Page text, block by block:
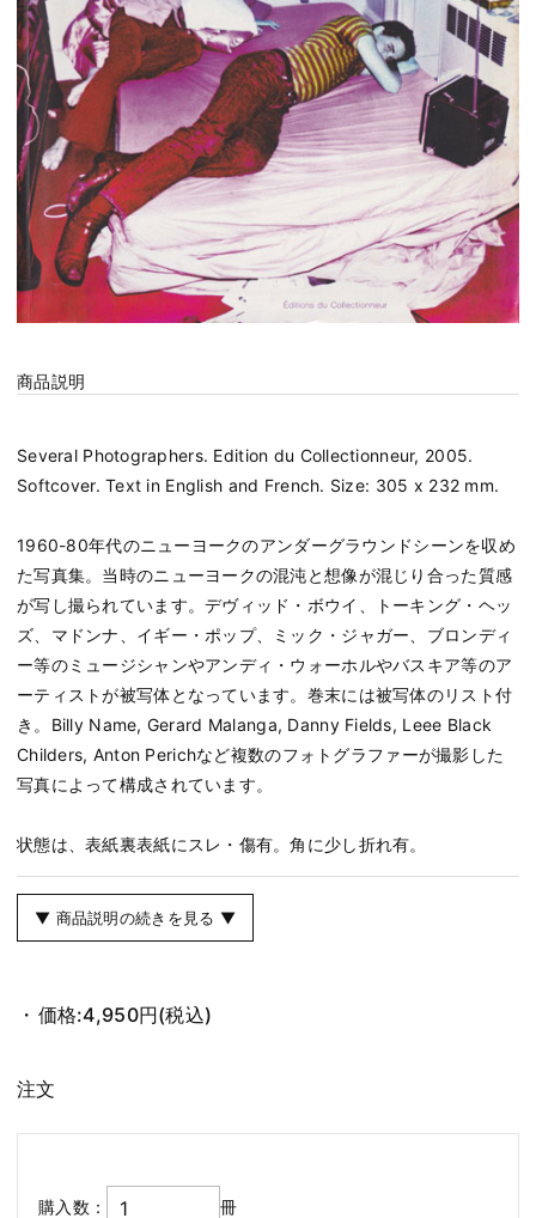
商品説明
Several Photographers. Edition du Collectionneur, 2005.
Softcover. Text in English and French. Size: 305 x 232 mm.
1960-80年代のニューヨークのアンダーグラウンドシーンを収め
た写真集。当時のニューヨークの混沌と想像が混じり合った質感
が写し撮られています。デヴィッド・ボウイ、トーキング・ヘッ
ズ、マドンナ、イギー・ポップ、ミック・ジャガー、ブロンディ
ー等のミュージシャンやアンディ・ウォーホルやバスキア等のア
ーティストが被写体となっています。巻末には被写体のリスト付
き。Billy Name, Gerard Malanga, Danny Fields, Leee Black
Childers, Anton Perichなど複数のフォトグラファーが撮影した
写真によって構成されています。
状態は、表紙裏表紙にスレ・傷有。角に少し折れ有。
▼ 商品説明の続きを見る ▼
価格:4,950円(税込)
注文
購入数： 冊